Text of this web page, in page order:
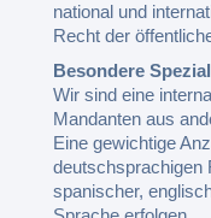
national und
Recht der
Besondere
Wir sind eine
Mandanten aus
Eine gewichtige
deutschsprachigen
spanischer,